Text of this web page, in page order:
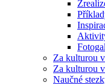
Za kulturou
Za kulturou
Naučné